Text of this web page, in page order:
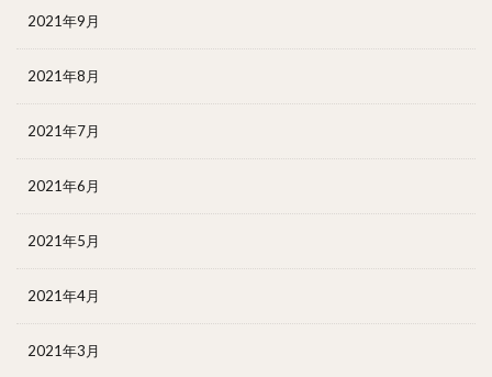
2021年9月
2021年8月
2021年7月
2021年6月
2021年5月
2021年4月
2021年3月